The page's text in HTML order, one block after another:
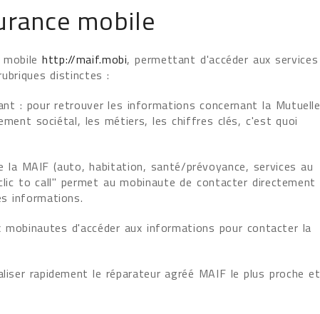
mobile
mobilehttp://maif.mobi, permettant d'accéder aux services
distinctes :
: pour retrouver les informations concernant la Mutuelle
sociétal, les métiers, les chiffres clés, c'est quoi
MAIF (auto, habitation, santé/prévoyance, services au
to call" permet au mobinaute de contacter directement
informations.
d'accéder aux informations pour contacter la
rapidement le réparateur agréé MAIF le plus proche et